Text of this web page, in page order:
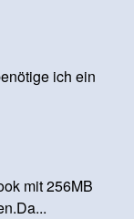
ich ein
mit 256MB